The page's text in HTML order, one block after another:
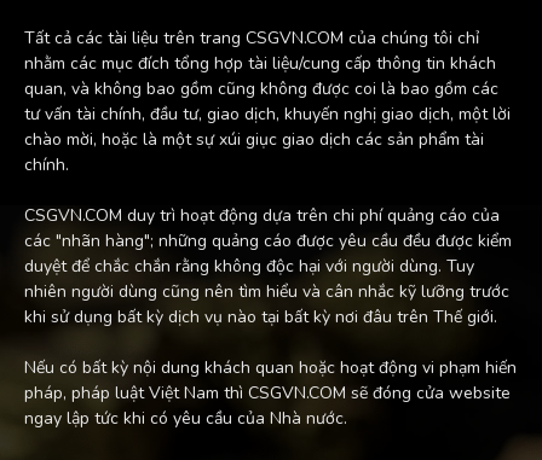
Tất cả các tài liệu trên trang CSGVN.COM của chúng tôi chỉ
nhằm các mục đích tổng hợp tài liệu/cung cấp thông tin khách
quan, và không bao gồm cũng không được coi là bao gồm các
tư vấn tài chính, đầu tư, giao dịch, khuyến nghị giao dịch, một lời
chào mời, hoặc là một sự xúi giục giao dịch các sản phẩm tài
chính.
CSGVN.COM duy trì hoạt động dựa trên chi phí quảng cáo của
các "nhãn hàng"; những quảng cáo được yêu cầu đều được kiểm
duyệt để chắc chắn rằng không độc hại với người dùng. Tuy
nhiên người dùng cũng nên tìm hiểu và cân nhắc kỹ lưỡng trước
khi sử dụng bất kỳ dịch vụ nào tại bất kỳ nơi đâu trên Thế giới.
Nếu có bất kỳ nội dung khách quan hoặc hoạt động vi phạm hiến
pháp, pháp luật Việt Nam thì CSGVN.COM sẽ đóng cửa website
ngay lập tức khi có yêu cầu của Nhà nước.